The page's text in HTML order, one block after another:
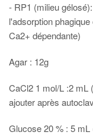
- RP1 (milieu
l'adsorption
Ca2+ dépendante)
Agar : 12g
CaCl2 1 mol/L :2 mL
ajouter après
Glucose 20 % : 5